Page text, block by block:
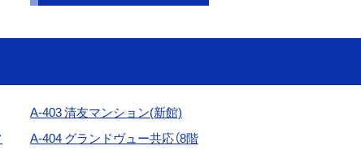
A-403清友マンション(新館)
A-404 グランドヴュー共応（8階